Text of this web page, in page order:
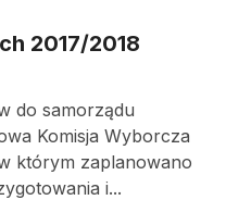
2017/2018
do samorządu
Komisja Wyborcza
którym zaplanowano
i...